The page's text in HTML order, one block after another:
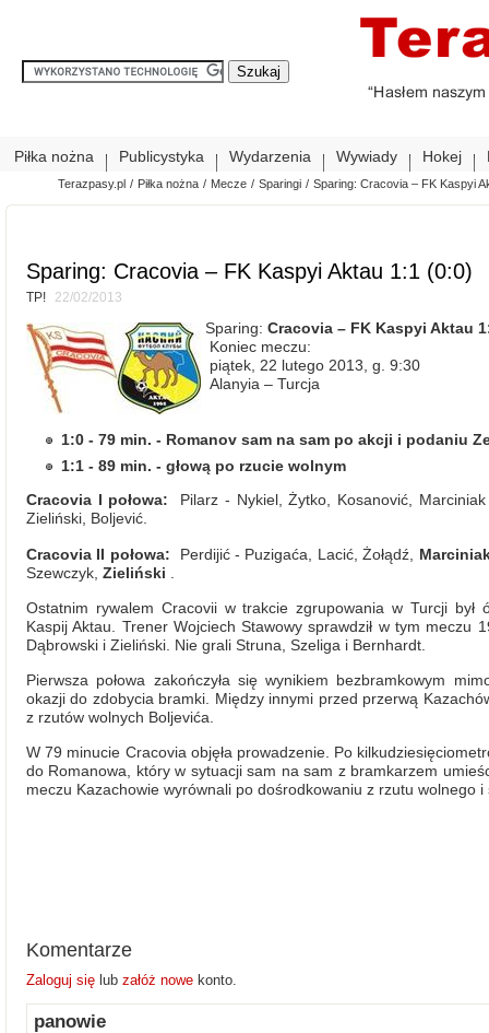
Piłka nożna Publicystyka Wydarzenia Wywiady Hokej
Terazpasy.pl / Piłka nożna / Mecze / Sparingi / Sparing: Cracovia – FK Kaspyi
Sparing: Cracovia – FK Kaspyi Aktau 1:1 (0:0)
TP! 22/02/2013
Sparing: Cracovia – FK Kaspyi Aktau
Koniec meczu:
piątek, 22 lutego 2013, g. 9:30
Alanyia – Turcja
1:0 - 79 min. - Romanov sam na sam po akcji i podaniu
1:1 - 89 min. - głową po rzucie wolnym
Cracovia I połowa: Pilarz - Nykiel, Żytko, Kosanović,
Zieliński, Boljević.
Cracovia II połowa: Perdijić - Puzigaća, Lacić, Żołądź,
Szewczyk, Zieliński
Ostatnim rywalem Cracovii w trakcie zgrupowania w Turcji był
Kaspij Aktau. Trener Wojciech Stawowy sprawdził w tym meczu
Dąbrowski i Zieliński. Nie grali Struna, Szeliga i Bernhardt.
Pierwsza połowa zakończyła się wynikiem bezbramkowym
okazji do zdobycia bramki. Między innymi przed przerwą
z rzutów wolnych Boljevića.
W 79 minucie Cracovia objęła prowadzenie. Po
do Romanowa, który w sytuacji sam na sam z bramkarzem
meczu Kazachowie wyrównali po dośrodkowaniu z rzutu wolnego i
Komentarze
Zaloguj się lub załóż nowe konto.
panowie